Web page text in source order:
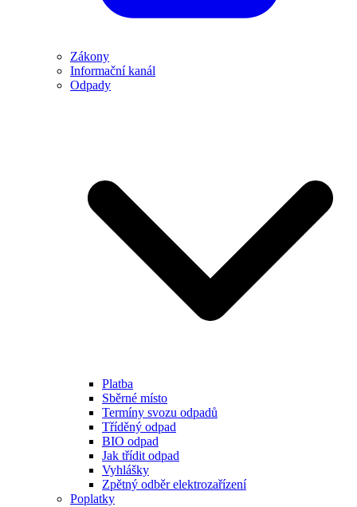
Zákony
Informační kanál
Odpady
Platba
Sběrné místo
Termíny svozu odpadů
Tříděný odpad
BIO odpad
Jak třídit odpad
Vyhlášky
Zpětný odběr elektrozařízení
Poplatky